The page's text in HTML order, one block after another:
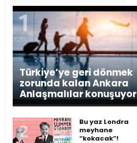
Türkiye’ye geri dönmek
zorunda kalan Ankara
Anlaşmalılar konuşuyor
Bu yaz Londra
meyhane
“kokacak”!